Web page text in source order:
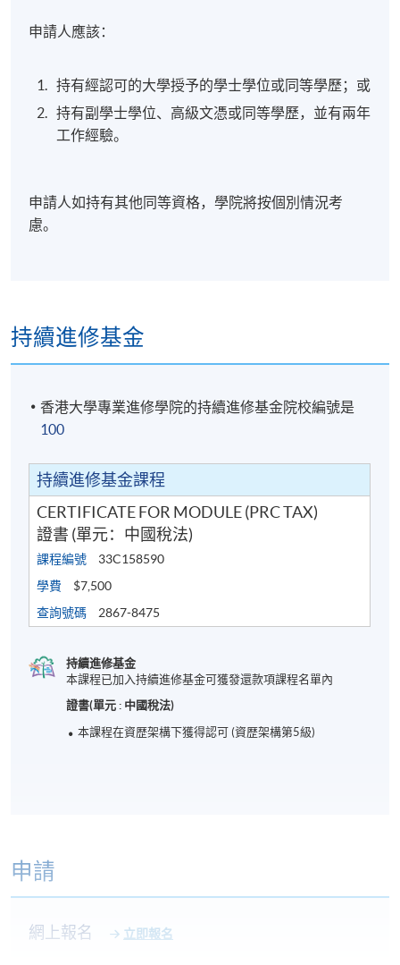
申請人應該：
持有經認可的大學授予的學士學位或同等學歷；或
持有副學士學位、高級文憑或同等學歷，並有兩年
工作經驗。
申請人如持有其他同等資格，學院將按個別情況考
慮。
持續進修基金
香港大學專業進修學院的持續進修基金院校編號是
100
持續進修基金課程
CERTIFICATE FOR MODULE (PRC TAX)
證書 (單元：中國稅法)
課程編號
33C158590
學費
$7,500
查詢號碼
2867-8475
持續進修基金
本課程已加入持續進修基金可獲發還款項課程名單內
證書(單元 : 中國稅法)
本課程在資歴架構下獲得認可 (資歴架構第5級)
申請
網上報名 立即報名